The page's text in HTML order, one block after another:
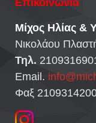
Επικοινωνία
Μίχος Ηλίας &
Νικολάου
Τηλ.
Email.
Φαξ